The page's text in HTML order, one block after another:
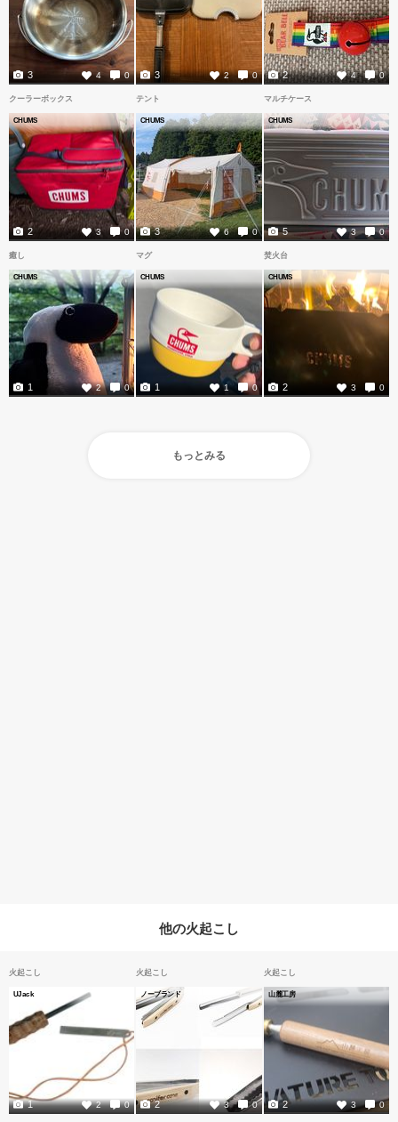
4 0
3 2 0
3 4 0
2
クーラーボックス
CHUMS
3 0
2
テント
CHUMS
6 0
3
マルチケース
CHUMS
3 0
5
癒し
CHUMS
2 0
1
マグ
CHUMS
1 0
1
焚火台
CHUMS
3 0
2
もっとみる
他の火起こし
火起こし
UJack
2 0
1
火起こし
ノーブランド
3 0
2
火起こし
山麓工房
3 0
2